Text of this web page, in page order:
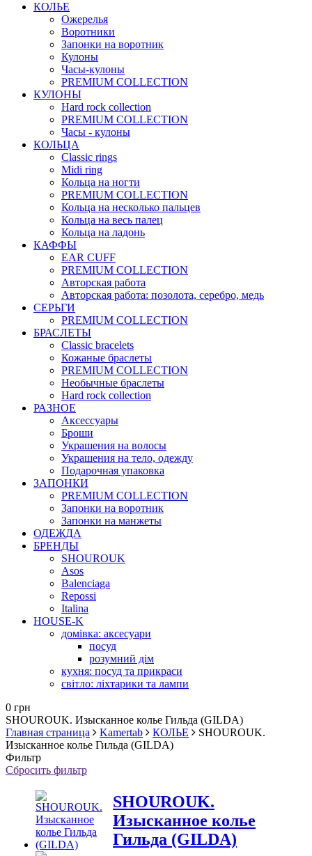
КОЛЬЕ
Ожерелья
Воротники
Запонки на воротник
Кулоны
Часы-кулоны
PREMIUM COLLECTION
КУЛОНЫ
Hard rock collection
PREMIUM COLLECTION
Часы - кулоны
КОЛЬЦА
Classic rings
Midi ring
Кольца на ногти
PREMIUM COLLECTION
Кольца на несколько пальцев
Кольца на весь палец
Кольца на ладонь
КАФФЫ
EAR CUFF
PREMIUM COLLECTION
Авторская работа
Авторская работа: позолота, серебро, медь
СЕРЬГИ
PREMIUM COLLECTION
БРАСЛЕТЫ
Classic bracelets
Кожаные браслеты
PREMIUM COLLECTION
Необычные браслеты
Hard rock collection
РАЗНОЕ
Аксессуары
Броши
Украшения на волосы
Украшения на тело, одежду
Подарочная упаковка
ЗАПОНКИ
PREMIUM COLLECTION
Запонки на воротник
Запонки на манжеты
ОДЕЖДА
БРЕНДЫ
SHOUROUK
Asos
Balenciaga
Repossi
Italina
HOUSE-K
домівка: аксесуари
посуд
розумний дім
кухня: посуд та прикраси
світло: ліхтарики та лампи
0 грн
SHOUROUK. Изысканное колье Гильда (GILDA)
Главная страница
Kamertab КОЛЬЕ
SHOUROUK.
Изысканное колье Гильда (GILDA)
Фильтр
Сбросить фильтр
SHOUROUK.
Изысканное колье
Гильда (GILDA)